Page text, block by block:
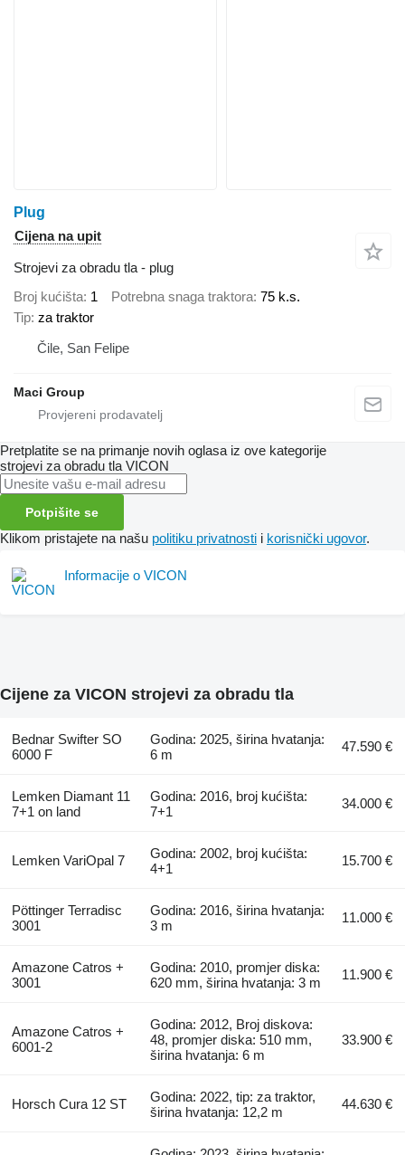
Plug
Cijena na upit
Strojevi za obradu tla - plug
Broj kućišta 1 Potrebna snaga traktora 75 k.s.
Tip za traktor
Čile, San Felipe
Maci Group
Pretplatite se na primanje novih oglasa iz ove kategorije
strojevi za obradu tla VICON
Potpišite se
Klikom pristajete na našu politiku privatnosti i korisnički ugovor.
Informacije o VICON
Cijene za VICON strojevi za obradu tla
Bednar Swifter SO
6000 F
Godina: 2025, širina hvatanja:
6 m
47.590 €
Lemken Diamant 11
7+1 on land
Godina: 2016, broj kućišta:
7+1
34.000 €
Lemken VariOpal 7
Godina: 2002, broj kućišta:
4+1
15.700 €
Pöttinger Terradisc
3001
Godina: 2016, širina hvatanja:
3 m
11.000 €
Amazone Catros +
3001
Godina: 2010, promjer diska:
620 mm, širina hvatanja: 3 m
11.900 €
Amazone Catros +
6001-2
Godina: 2012, Broj diskova:
48, promjer diska: 510 mm,
širina hvatanja: 6 m
33.900 €
Horsch Cura 12 ST
Godina: 2022, tip: za traktor,
širina hvatanja: 12,2 m
44.630 €